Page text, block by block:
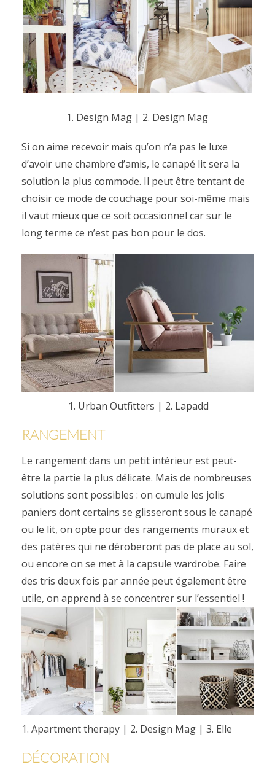
1. Design Mag | 2. Design Mag
Si on aime recevoir mais qu’on n’a pas le luxe
d’avoir une chambre d’amis, le canapé lit sera la
solution la plus commode. Il peut être tentant de
choisir ce mode de couchage pour soi-même mais
il vaut mieux que ce soit occasionnel car sur le
long terme ce n’est pas bon pour le dos.
1. Urban Outfitters | 2. Lapadd
RANGEMENT
Le rangement dans un petit intérieur est peut-
être la partie la plus délicate. Mais de nombreuses
solutions sont possibles : on cumule les jolis
paniers dont certains se glisseront sous le canapé
ou le lit, on opte pour des rangements muraux et
des patères qui ne déroberont pas de place au sol,
ou encore on se met à la capsule wardrobe. Faire
des tris deux fois par année peut également être
utile, on apprend à se concentrer sur l’essentiel !
1. Apartment therapy | 2. Design Mag | 3. Elle
DÉCORATION